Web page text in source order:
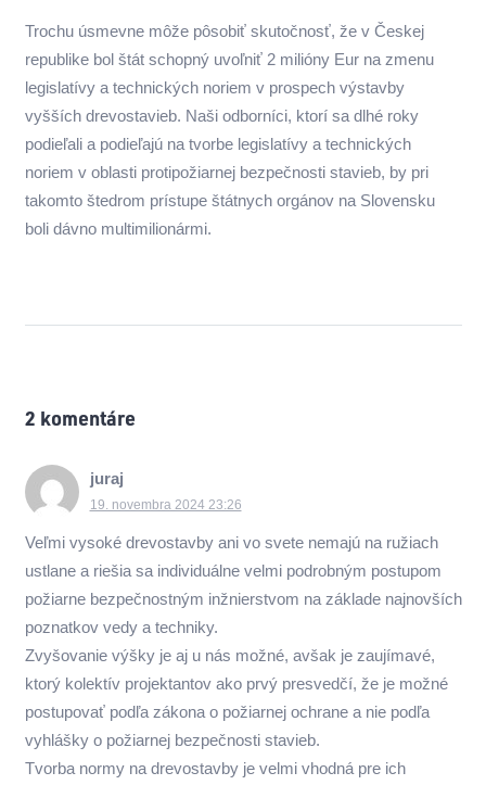
Trochu úsmevne môže pôsobiť skutočnosť, že v Českej
republike bol štát schopný uvoľniť 2 milióny Eur na zmenu
legislatívy a technických noriem v prospech výstavby
vyšších drevostavieb. Naši odborníci, ktorí sa dlhé roky
podieľali a podieľajú na tvorbe legislatívy a technických
noriem v oblasti protipožiarnej bezpečnosti stavieb, by pri
takomto štedrom prístupe štátnych orgánov na Slovensku
boli dávno multimilionármi.
komentáre
juraj
19. novembra 2024 23:26
Veľmi vysoké drevostavby ani vo svete nemajú na ružiach
ustlane a riešia sa individuálne velmi podrobným postupom
požiarne bezpečnostným inžnierstvom na základe najnovších
poznatkov vedy a techniky.
Zvyšovanie výšky je aj u nás možné, avšak je zaujímavé,
ktorý kolektív projektantov ako prvý presvedčí, že je možné
postupovať podľa zákona o požiarnej ochrane a nie podľa
vyhlášky o požiarnej bezpečnosti stavieb.
Tvorba normy na drevostavby je velmi vhodná pre ich